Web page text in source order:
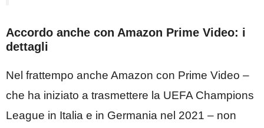
Accordo anche con Amazon Prime Video: i
dettagli
Nel frattempo anche Amazon con Prime Video –
che ha iniziato a trasmettere la UEFA Champions
League in Italia e in Germania nel 2021 – non